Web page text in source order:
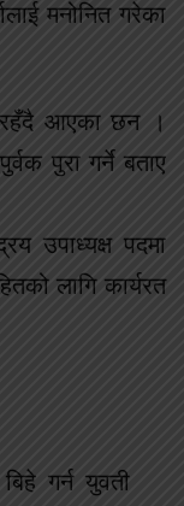
मनोनित गरेका
रहँदै आएका छन ।
पुरा गर्ने बताए
उपाध्यक्ष पदमा
लागि कार्यरत
गर्न युवती